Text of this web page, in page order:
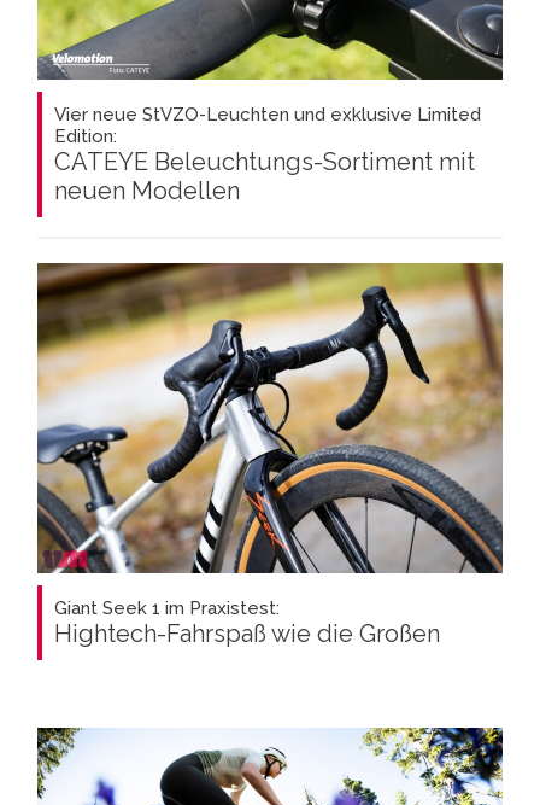
Vier neue StVZO-Leuchten und exklusive Limited
Edition:
CATEYE Beleuchtungs-Sortiment mit
neuen Modellen
Giant Seek 1 im Praxistest:
Hightech-Fahrspaß wie die Großen